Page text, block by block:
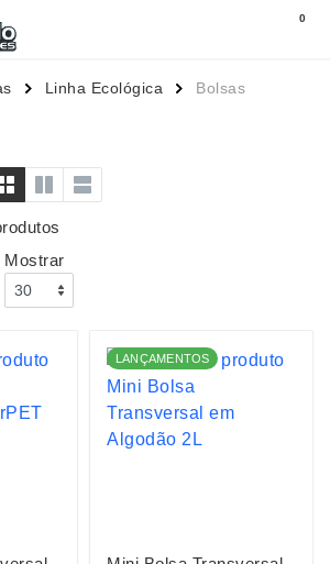
0
Linha Ecológica Bolsas
Mostrar
LANÇAMENTOS